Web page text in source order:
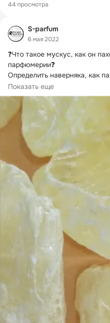
44 просмотра
S-parfum
6 мая 2022
❓Что такое мускус, как он
парфюмерии❓
Определить наверняка, как
что вещество...
Показать еще